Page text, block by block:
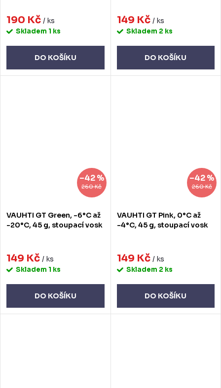
190 Kč / ks
Skladem 1 ks
DO KOŠÍKU
149 Kč / ks
Skladem 2 ks
DO KOŠÍKU
260 Kč
–42 %
VAUHTI GT Green, -6°C až
-20°C, 45 g, stoupací vosk
149 Kč / ks
Skladem 1 ks
DO KOŠÍKU
260 Kč
–42 %
VAUHTI GT Pink, 0°C až
-4°C, 45 g, stoupací vosk
149 Kč / ks
Skladem 2 ks
DO KOŠÍKU